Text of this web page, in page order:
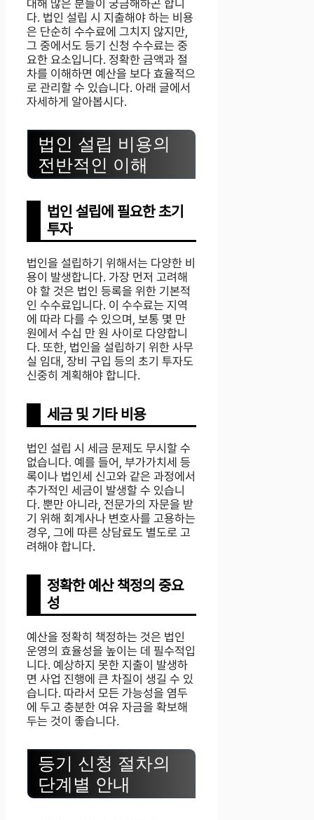
대해 많은 분들이 궁금해하곤 합니
다. 법인 설립 시 지출해야 하는 비용
은 단순히 수수료에 그치지 않지만,
그 중에서도 등기 신청 수수료는 중
요한 요소입니다. 정확한 금액과 절
차를 이해하면 예산을 보다 효율적으
로 관리할 수 있습니다. 아래 글에서
자세하게 알아봅시다.
법인 설립 비용의
전반적인 이해
법인 설립에 필요한 초기
투자
법인을 설립하기 위해서는 다양한 비
용이 발생합니다. 가장 먼저 고려해
야 할 것은 법인 등록을 위한 기본적
인 수수료입니다. 이 수수료는 지역
에 따라 다를 수 있으며, 보통 몇 만
원에서 수십 만 원 사이로 다양합니
다. 또한, 법인을 설립하기 위한 사무
실 임대, 장비 구입 등의 초기 투자도
신중히 계획해야 합니다.
세금 및 기타 비용
법인 설립 시 세금 문제도 무시할 수
없습니다. 예를 들어, 부가가치세 등
록이나 법인세 신고와 같은 과정에서
추가적인 세금이 발생할 수 있습니
다. 뿐만 아니라, 전문가의 자문을 받
기 위해 회계사나 변호사를 고용하는
경우, 그에 따른 상담료도 별도로 고
려해야 합니다.
정확한 예산 책정의 중요
성
예산을 정확히 책정하는 것은 법인
운영의 효율성을 높이는 데 필수적입
니다. 예상하지 못한 지출이 발생하
면 사업 진행에 큰 차질이 생길 수 있
습니다. 따라서 모든 가능성을 염두
에 두고 충분한 여유 자금을 확보해
두는 것이 좋습니다.
등기 신청 절차의
단계별 안내